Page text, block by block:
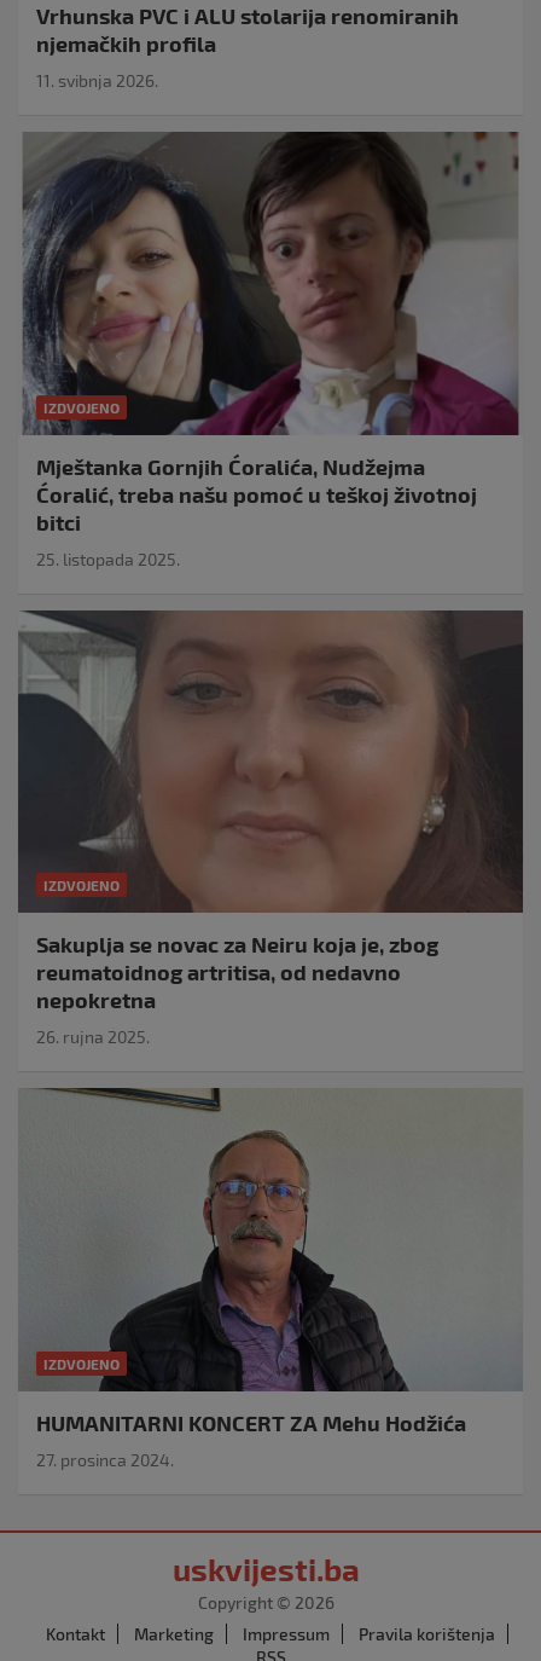
Vrhunska PVC i ALU stolarija renomiranih
njemačkih profila
11. svibnja 2026.
IZDVOJENO
Mještanka Gornjih Ćoralića, Nudžejma
Ćoralić, treba našu pomoć u teškoj životnoj
bitci
25. listopada 2025.
IZDVOJENO
Sakuplja se novac za Neiru koja je, zbog
reumatoidnog artritisa, od nedavno
nepokretna
26. rujna 2025.
IZDVOJENO
HUMANITARNI KONCERT ZA Mehu Hodžića
27. prosinca 2024.
uskvijesti.ba
Copyright © 2026
Kontakt
Marketing Impressum
Pravila korištenja